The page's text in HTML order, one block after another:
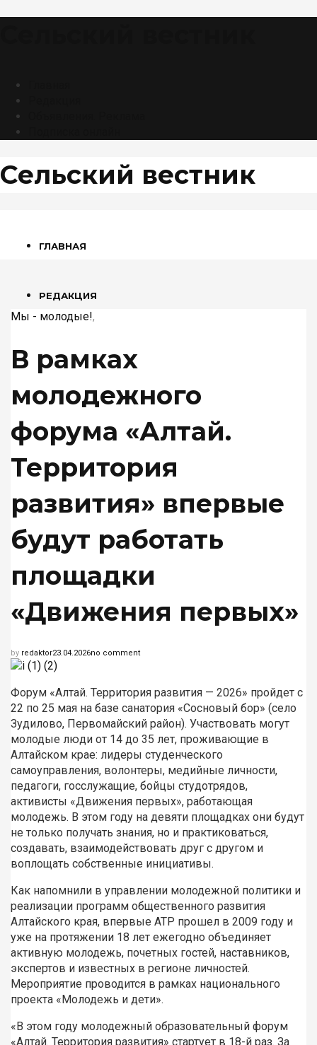
Сельский вестник
ГЛАВНАЯ
РЕДАКЦИЯ
ПОДПИСКА ОНЛАЙН
Мы - молодые!,
В рамках
молодежного
форума «Алтай.
Территория
развития» впервые
будут работать
площадки
«Движения первых»
by redaktor23.04.2026no comment
Форум «Алтай. Территория развития — 2026» пройдет с
22 по 25 мая на базе санатория «Сосновый бор» (село
Зудилово, Первомайский район). Участвовать могут
молодые люди от 14 до 35 лет, проживающие в
Алтайском крае: лидеры студенческого
самоуправления, волонтеры, медийные личности,
педагоги, госслужащие, бойцы студотрядов,
активисты «Движения первых», работающая
молодежь. В этом году на девяти площадках они будут
не только получать знания, но и практиковаться,
создавать, взаимодействовать друг с другом и
воплощать собственные инициативы.
Как напомнили в управлении молодежной политики и
реализации программ общественного развития
Алтайского края, впервые АТР прошел в 2009 году и
уже на протяжении 18 лет ежегодно объединяет
активную молодежь, почетных гостей, наставников,
экспертов и известных в регионе личностей.
Мероприятие проводится в рамках национального
проекта «Молодежь и дети».
«В этом году молодежный образовательный форум
«Алтай. Территория развития» стартует в 18-й раз. За